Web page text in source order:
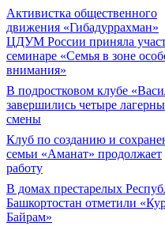
Активистка общественного
движения «Гибадуррахман»
ЦДУМ России приняла
семинаре «Семья в зоне
внимания»
В подростковом клубе
завершились четыре
смены
Клуб по созданию и
семьи «Аманат» продолжает
работу
В домах престарелых
Башкортостан отметили
Байрам»